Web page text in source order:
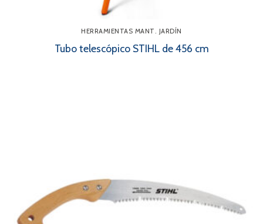
HERRAMIENTAS MANT. JARDÍN
Tubo telescópico STIHL de 456 cm